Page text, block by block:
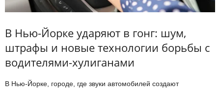
В Нью-Йорке ударяют в гонг: шум,
штрафы и новые технологии борьбы с
водителями-хулиганами
В Нью-Йорке, городе, где звуки автомобилей создают